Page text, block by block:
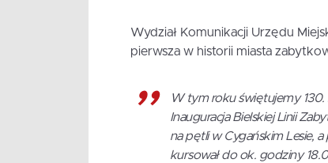
Wydział Komunikacji Urzędu
pierwsza w historii miasta
W tym roku świętujemy 130.
Inauguracja Bielskiej Linii
na pętli w Cygańskim Lesie,
kursował do ok. godziny